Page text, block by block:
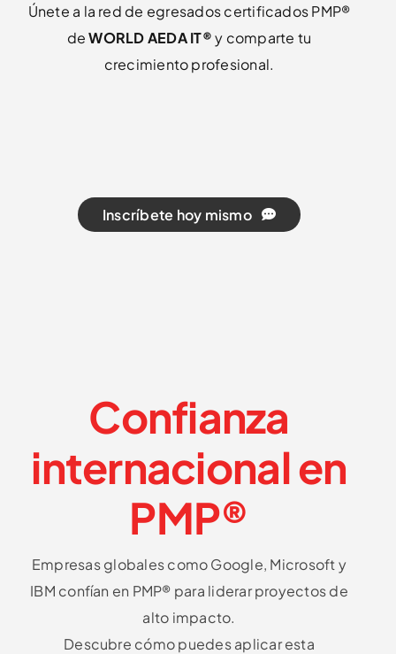
Únete a la red de egresados certificados PMP®
deWORLD AEDA IT®y comparte tu
crecimiento profesional.
Inscríbete hoy mismo
Confianza
internacional en
PMP®
Empresas globales como Google, Microsoft y
IBM confían en PMP® para liderar proyectos de
alto impacto.
Descubre cómo puedes aplicar esta